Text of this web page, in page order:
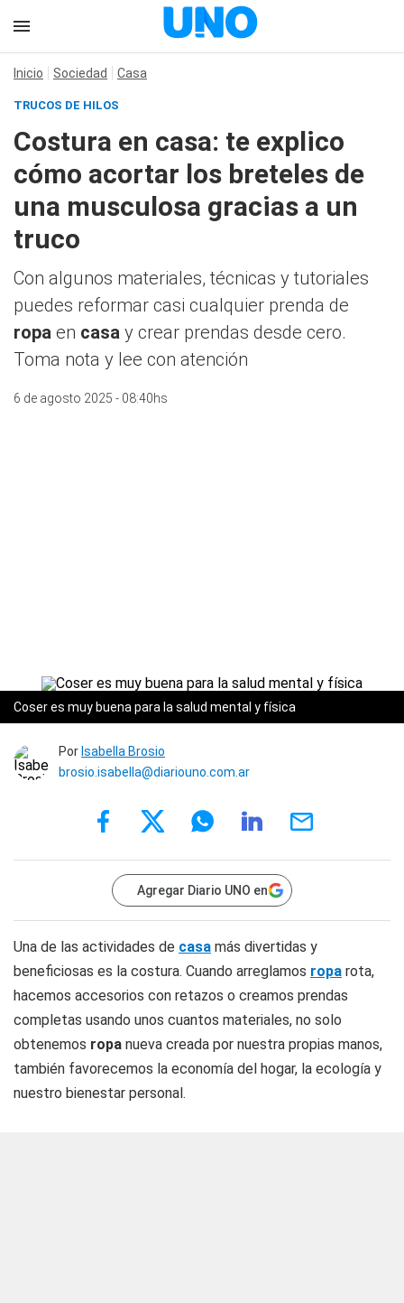
Inicio Sociedad Casa
TRUCOS DE HILOS
Costura en casa: te explico
cómo acortar los breteles de
una musculosa gracias a un
truco
Con algunos materiales, técnicas y tutoriales
puedes reformar casi cualquier prenda de
ropa en casa y crear prendas desde cero.
Toma nota y lee con atención
6 de agosto 2025 - 08:40hs
Coser es muy buena para la salud mental y física
Por Isabella Brosio
brosio.isabella@diariouno.com.ar
Agregar Diario UNO en
Una de las actividades de casa más divertidas y
beneficiosas es la costura. Cuando arreglamos ropa rota,
hacemos accesorios con retazos o creamos prendas
completas usando unos cuantos materiales, no solo
obtenemos ropa nueva creada por nuestra propias manos,
también favorecemos la economía del hogar, la ecología y
nuestro bienestar personal.